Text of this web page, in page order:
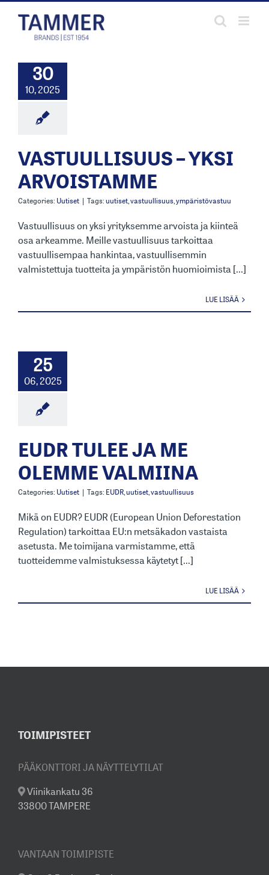
30
10, 2025
VASTUULLISUUS – YKSI
ARVOISTAMME
Categories: Uutiset | Tags:uutiset,vastuullisuus,ympäristövastuu
Vastuullisuus on yksi yrityksemme arvoista ja kiinteä
osa arkeamme. Meille vastuullisuus tarkoittaa
vastuullisempaa hankintaa, vastuullisemmin
valmistettuja tuotteita ja ympäristön huomioimista [...]
LUE LISÄÄ
25
06, 2025
EUDR TULEE JA ME
OLEMME VALMIINA
Categories: Uutiset | Tags: EUDR,uutiset,vastuullisuus
Mikä on EUDR? EUDR (European Union Deforestation
Regulation) tarkoittaa EU:n metsäkadon vastaista
asetusta. Me toimijana varmistamme, että
tuotteidemme valmistuksessa käytetyt [...]
LUE LISÄÄ
TOIMIPISTEET
PÄÄKONTTORI JA NÄYTTELYTILAT
Viinikankatu 36
33800 TAMPERE
VANTAAN TOIMIPISTE